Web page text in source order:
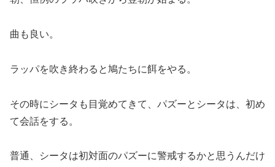
曲も良い。
ラッパを吹き終わると鳩たちに餌をやる。
その時にシータも目覚めてきて、パズーとシータは、初め
て会話をする。
普通、シータは初対面のパズーに警戒するかと思うんだけ